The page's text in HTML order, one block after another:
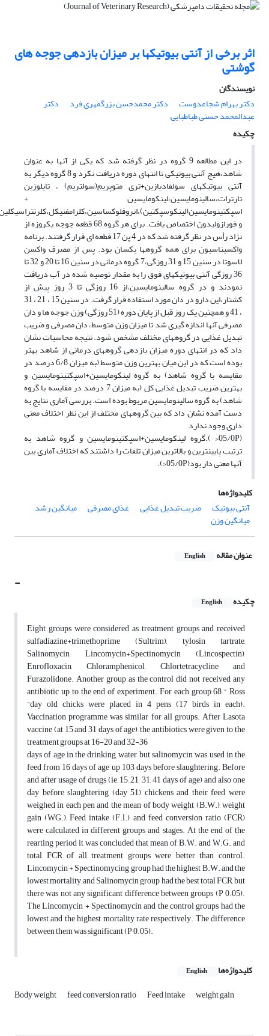
اثر برخی از آنتی بیوتیکها بر میزان بازدهی جوجه های
گوشتی
نویسندگان
دکتر بهرام شجاعدوست
دکتر محمدحسن بزرگمهری فرد دکتر
عبدالمحمد حسنی طباطبایی
چکیده
در این مطالعه 9 گروه در نظر گرفته شد که یکی از آنها به عنوان
شاهد،هیچ آنتی بیوتیکی تا انتهای دوره دریافت نکرد و 8 گروه دیگر به
آنتی بیوتیکهای سولفادیازین+تری متوپریم(سولتریم) ، تایلوزین
تارترات،سالینومایسین،لینکومایسین +
و فورازولیدون اختصاص یافت. برای هر گروه 68 قطعه جوجه یکروزه از
نژاد رأس در نظر گرفته شد که در 4 پن 17 قطعه ای قرار گرفتند. برنامه
واکسیناسیون برای همه گروهها یکسان بود. پس از مصرف واکسن
لاسوتا در سنین 15 و 31 روزگی،7 گروه درمانی در سنین 16 تا 20 و 32 تا
36 روزگی آنتی بیوتیکهای فوق را به مقدار توصیه شده در آب دریافت
نمودند و در گروه سالینومایسین،از 16 روزگی تا 3 روز پیش از
کشتار،این دارو در دان مورد استفاده قرار گرفت. در سنین 15 ، 21 ، 31
، 41 و همچنین یک روز قبل از پایان دوره (51 روزگی) وزن جوجه ها و دان
مصرفی آنها اندازه گیری شد تا میزان وزن متوسط، دان مصرفی و ضریب
تبدیل غذایی در گروههای مختلف مشخص شود. نتیجه محاسبات نشان
داد که در انتهای دوره میزان بازدهی گروههای درمانی از شاهد بهتر
بوده است که در این میان بهترین وزن متوسط (به میزان 6/8 درصد در
مقایسه با گروه شاهد) به گروه لینکومایسین+اسپکتینومایسین و
بهترین ضریب تبدیل غذایی کل (به میزان 7 درصد در مقایسه با گروه
شاهد) به گروه سالینومایسین مربوط بوده است. بررسی آماری نتایج به
دست آمده نشان داد که بین گروههای مختلف از این نظر اختلاف معنی
داری وجود ندارد
(05/0P< ).گروه لینکومایسین+اسپکتینومایسین و گروه شاهد به
ترتیب پایینترین و بالاترین میزان تلفات را داشتند که اختلاف آماری بین
آنها معنی دار بود(05/0P<).
کلیدواژه‌ها
آنتی بیوتیک
ضریب تبدیل غذایی غذای مصرفی میانگین رشد
میانگین وزن
عنوان مقاله English
-
چکیده English
Eight groups were considered as treatment groups and received
sulfadiazine+trimethoprime (Sultrim), tylosin tartrate,
Salinomycin, Lincomycin+Spectinomycin (Lincospectin),
Enrofloxacin, Chloramphenicol, Chlortetracycline and
Furazolidone. Another group as the control did not received any
antibiotic up to the end of experiment. For each group 68 “ Ross
“day old chicks were placed in 4 pens (17 birds in each).
Vaccination programme was similar for all groups. After Lasota
vaccine (at 15 and 31 days of age), the antibiotics were given to the
treatment groups at 16-20 and 32-36
days of age in the drinking water, but salinomycin was used in the
feed from 16 days of age up 103 days before slaughtering. Before
and after usage of drugs (ie, 15, 21, 31, 41 days of age) and also one
day before slaughtering (day 51) chickens and their feed were
weighed in each pen and the mean of body weight (B.W.), weight
gain (WG.), Feed intake (F.l.) and feed conversion ratio (FCR)
were calculated in different groups and stages. At the end of the
rearting period it was concluded that mean of B.W. and W.G. and
total FCR of all treatment groups were better than control.
Lincomycin + Spectinomycing group had the highest B.W. and the
lowest mortality, and Salinomycin group had the best total FCR, but
there was not any significant difference between groups (P 0.05).
The Lincomycin + Spectinomycin and the control groups had the
lowest and the highest mortality rate respectively. The difference
between them was significant (P 0.05).
کلیدواژه‌ها English
Body weight feed conversion ratio Feed intake weight gain